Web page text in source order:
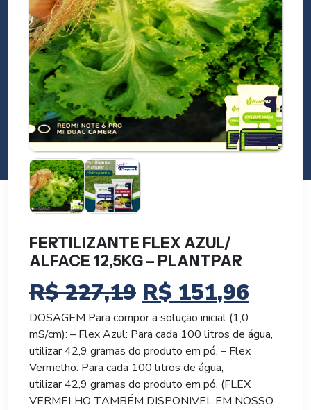
FERTILIZANTE FLEX AZUL/
ALFACE 12,5KG – PLANTPAR
R$227,19 O
preço
original
era:
R$ 151,96
preço
atual
é:
DOSAGEM Para compor a solução inicial (1,0
mS/cm): – Flex Azul: Para cada 100 litros de água,
utilizar 42,9 gramas do produto em pó. – Flex
Vermelho: Para cada 100 litros de água,
utilizar 42,9 gramas do produto em pó. (FLEX
VERMELHO TAMBÉM DISPONIVEL EM NOSSO